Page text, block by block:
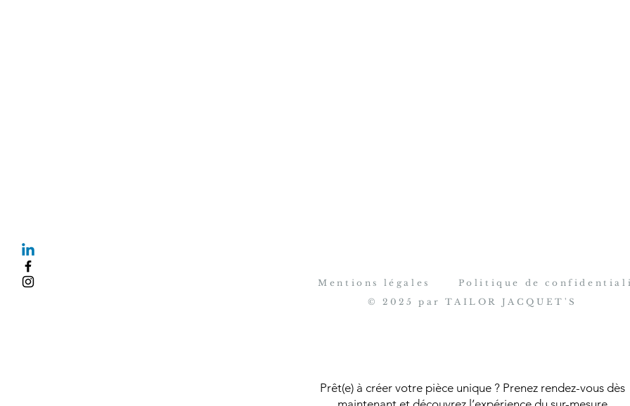
Mentions légales
Politique de
© 2025 par TAILOR JACQUET'S
Prêt(e) à créer votre pièce unique ? Prenez rendez-vous dès